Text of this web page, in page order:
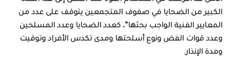
الكبير من الضحايا في صفوف المتجمعين يتوقف على عدد من
المعايير الفنية الواجب بحثها”، كعدد الضحايا وعدد المسلحين
وعدد قوات الفض ونوع أسلحتها ومدى تكدس الأفراد وتوقيت
ومدة الإنذار.